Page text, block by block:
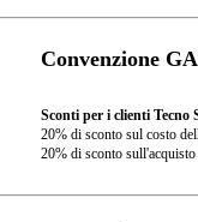
Convenzione
Sconti per i clienti Tecno
20% di sconto sul costo
20% di sconto